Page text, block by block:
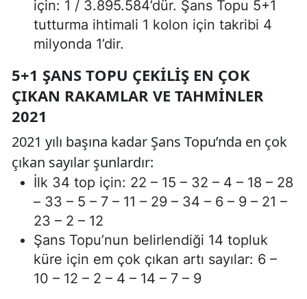
için: 1 / 3.895.584’dür. Şans Topu 5+1
tutturma ihtimali 1 kolon için takribi 4
milyonda 1’dir.
5+1 ŞANS TOPU ÇEKILIŞ EN ÇOK
ÇIKAN RAKAMLAR VE TAHMINLER
2021
2021 yılı başına kadar Şans Topu’nda en çok
çıkan sayılar şunlardır:
İlk 34 top için: 22 – 15 – 32 – 4 – 18 – 28
– 33 – 5 – 7 – 11 – 29 – 34 – 6 – 9 – 21 –
23 – 2 – 12
Şans Topu’nun belirlendiği 14 topluk
küre için em çok çıkan artı sayılar: 6 –
10 – 12 – 2 – 4 – 14 – 7 – 9